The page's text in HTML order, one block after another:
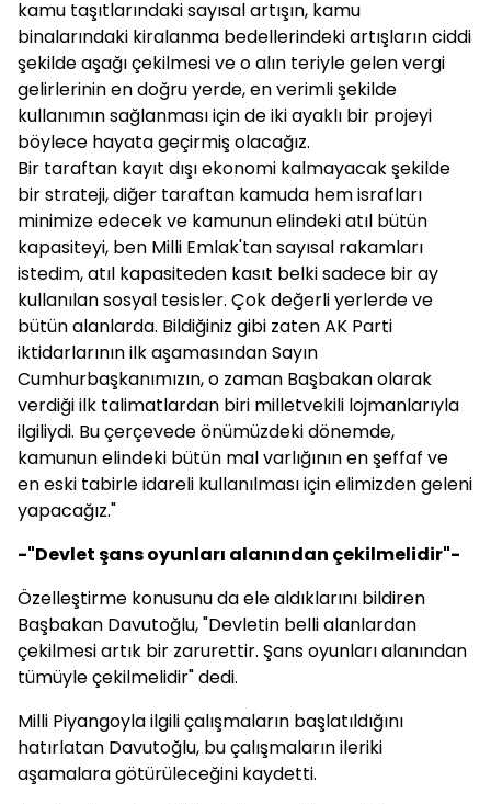
kamu taşıtlarındaki sayısal artışın, kamu
binalarındaki kiralanma bedellerindeki artışların ciddi
şekilde aşağı çekilmesi ve o alın teriyle gelen vergi
gelirlerinin en doğru yerde, en verimli şekilde
kullanımın sağlanması için de iki ayaklı bir projeyi
böylece hayata geçirmiş olacağız.
Bir taraftan kayıt dışı ekonomi kalmayacak şekilde
bir strateji, diğer taraftan kamuda hem israfları
minimize edecek ve kamunun elindeki atıl bütün
kapasiteyi, ben Milli Emlak'tan sayısal rakamları
istedim, atıl kapasiteden kasıt belki sadece bir ay
kullanılan sosyal tesisler. Çok değerli yerlerde ve
bütün alanlarda. Bildiğiniz gibi zaten AK Parti
iktidarlarının ilk aşamasından Sayın
Cumhurbaşkanımızın, o zaman Başbakan olarak
verdiği ilk talimatlardan biri milletvekili lojmanlarıyla
ilgiliydi. Bu çerçevede önümüzdeki dönemde,
kamunun elindeki bütün mal varlığının en şeffaf ve
en eski tabirle idareli kullanılması için elimizden geleni
yapacağız."
-"Devlet şans oyunları alanından çekilmelidir"-
Özelleştirme konusunu da ele aldıklarını bildiren
Başbakan Davutoğlu, "Devletin belli alanlardan
çekilmesi artık bir zarurettir. Şans oyunları alanından
tümüyle çekilmelidir" dedi.
Milli Piyangoyla ilgili çalışmaların başlatıldığını
hatırlatan Davutoğlu, bu çalışmaların ileriki
aşamalara götürüleceğini kaydetti.